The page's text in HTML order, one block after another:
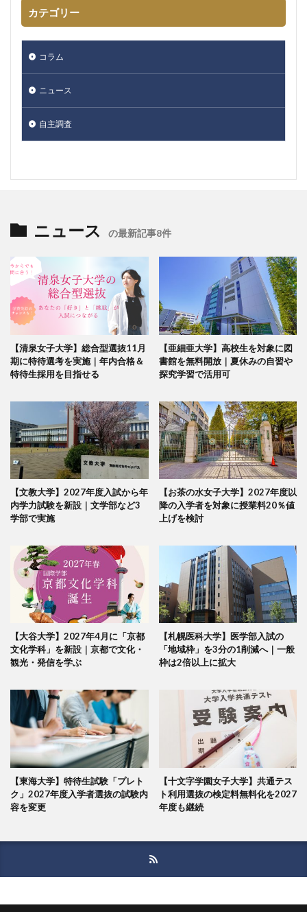
カテゴリー
コラム
ニュース
自主調査
ニュース の最新記事8件
【清泉女子大学】総合型選抜11月
期に特待選考を実施｜年内合格＆
特待生採用を目指せる
【亜細亜大学】高校生を対象に図
書館を無料開放｜夏休みの自習や
探究学習で活用可
【文教大学】2027年度入試から年
内学力試験を新設｜文学部など3
学部で実施
【お茶の水女子大学】2027年度以
降の入学者を対象に授業料20％値
上げを検討
【大谷大学】2027年4月に「京都
文化学科」を新設｜京都で文化・
観光・発信を学ぶ
【札幌医科大学】医学部入試の
「地域枠」を3分の1削減へ｜一般
枠は2倍以上に拡大
【東海大学】特待生試験「プレト
ク」2027年度入学者選抜の試験内
容を変更
【十文字学園女子大学】共通テス
ト利用選抜の検定料無料化を2027
年度も継続